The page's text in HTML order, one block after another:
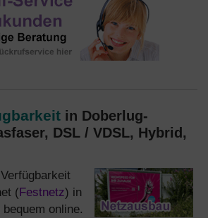
in Doberlug-
DSL / VDSL, Hybrid,
(Festnetz) in
online.